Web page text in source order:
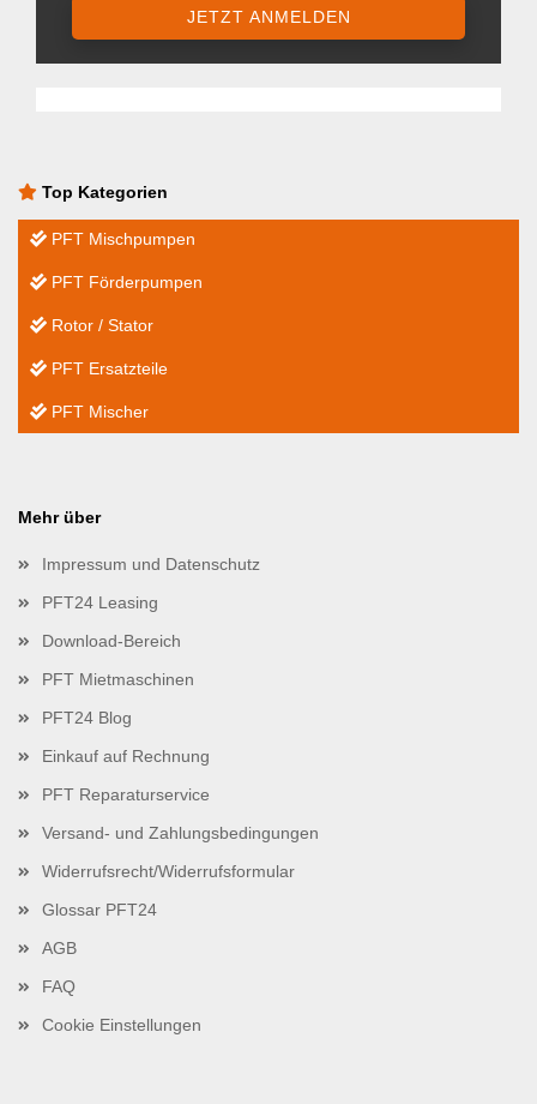
JETZT ANMELDEN
Top Kategorien
PFT Mischpumpen
PFT Förderpumpen
Rotor / Stator
PFT Ersatzteile
PFT Mischer
Mehr über
Impressum und Datenschutz
PFT24 Leasing
Download-Bereich
PFT Mietmaschinen
PFT24 Blog
Einkauf auf Rechnung
PFT Reparaturservice
Versand- und Zahlungsbedingungen
Widerrufsrecht/Widerrufsformular
Glossar PFT24
AGB
FAQ
Cookie Einstellungen